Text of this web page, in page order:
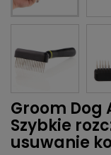
Groom Dog
Szybkie
usuwanie